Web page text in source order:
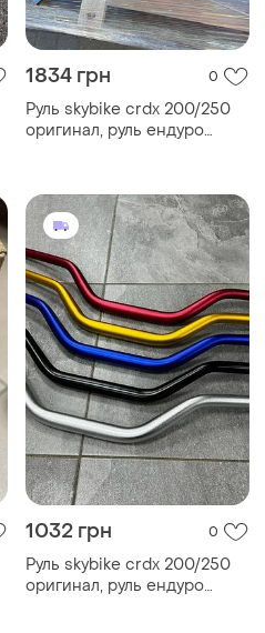
1834 грн 0
Руль skybike crdx 200/250
оригинал, руль ендуро
1032 грн 0
Руль skybike crdx 200/250
оригинал, руль ендуро